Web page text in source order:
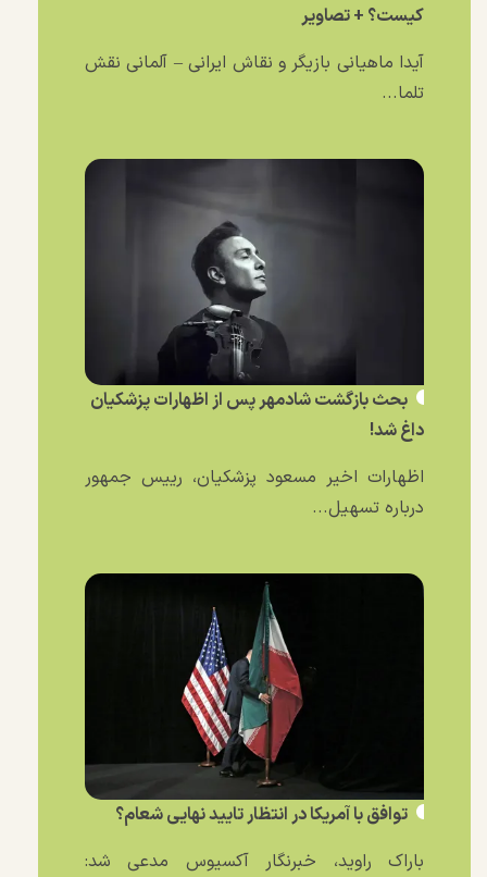
کیست؟ + تصاویر
آیدا ماهیانی بازیگر و نقاش ایرانی – آلمانی نقش
تلما...
بحث بازگشت شادمهر پس از اظهارات پزشکیان
داغ شد!
اظهارات اخیر مسعود پزشکیان، رییس جمهور
درباره تسهیل...
توافق با آمریکا در انتظار تایید نهایی شعام؟
باراک راوید، خبرنگار آکسیوس مدعی شد: